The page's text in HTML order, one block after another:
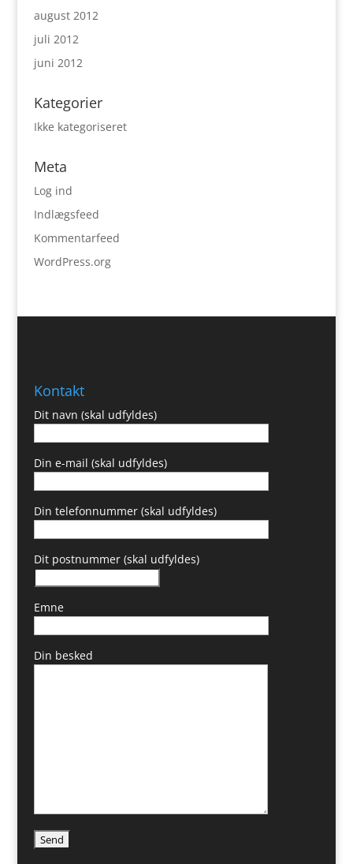
august 2012
juli 2012
juni 2012
Kategorier
Ikke kategoriseret
Meta
Log ind
Indlægsfeed
Kommentarfeed
WordPress.org
Kontakt
Dit navn (skal udfyldes)
Din e-mail (skal udfyldes)
Din telefonnummer (skal udfyldes)
Dit postnummer (skal udfyldes)
Emne
Din besked